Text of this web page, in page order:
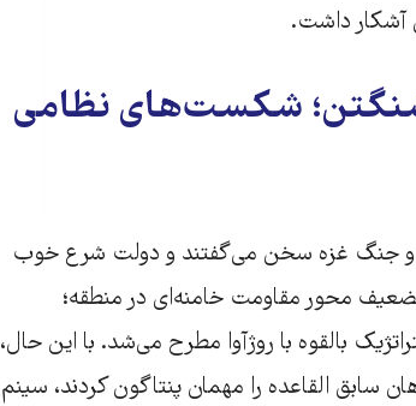
آشکار داشت.
شکست‌های نظامی
و جنگ غزه سخن می‌گفتند و دولت شرع خوب
تضعیف محور مقاومت خامنه‌ای در منطقه؛
بالقوه با روژآوا مطرح می‌شد. با این حال،
سابق القاعده را مهمان پنتاگون کردند، سینم